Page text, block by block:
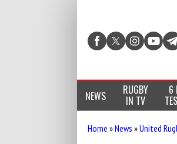
NEWS RUGBY
IN TV
6
Home »News »United